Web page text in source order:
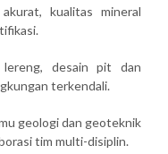
kualitas mineral
desain pit dan
terkendali.
geologi dan geoteknik
tim multi-disiplin.